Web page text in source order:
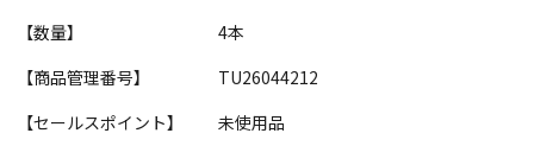
【数量】
4本
【商品管理番号】
TU26044212
【セールスポイント】
未使用品